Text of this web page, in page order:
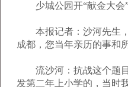
少城公园开“献金大会”
本报记者：沙河先生，
成都，您当年亲历的事和
流沙河：抗战这个题目
发第二年上小学的，当时